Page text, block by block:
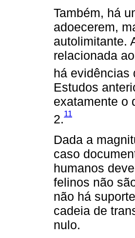
Também, há
adoecerem,
autolimitante.
relacionada
há evidências
Estudos
exatamente o
2.11
Dada a
caso
humanos
felinos não
não há
cadeia de
nulo.